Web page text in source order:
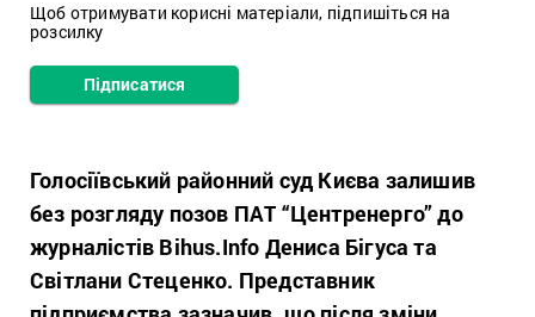
Щоб отримувати корисні матеріали, підпишіться на
розсилку
Підписатися
Голосіївський районний суд Києва залишив
без розгляду позов ПАТ “Центренерго” до
журналістів Bihus.Info Дениса Бігуса та
Світлани Стеценко. Представник